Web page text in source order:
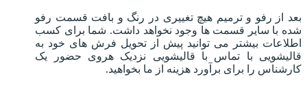
بعد از رفو و ترمیم هیچ تغییری در رنگ و بافت قسمت رفو
شده با سایر قسمت ها وجود نخواهد داشت. شما برای کسب
اطلاعات بیشتر می توانید پیش از تحویل فرش های خود به
قالیشویی با تماس با قالیشویی نزدیک هروی حضور یک
کارشناس را برای برآورد هزینه از ما بخواهید.